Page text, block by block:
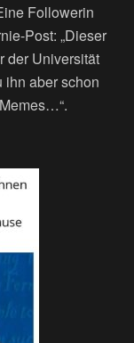
Followerin
Post: „Dieser
der Universität
ihn aber schon